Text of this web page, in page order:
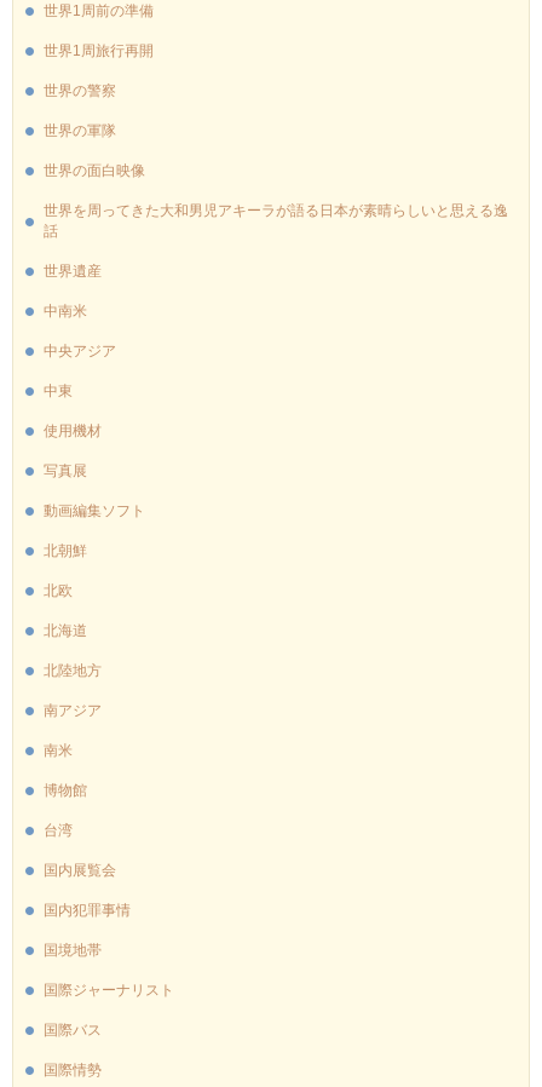
世界1周前の準備
世界1周旅行再開
世界の警察
世界の軍隊
世界の面白映像
世界を周ってきた大和男児アキーラが語る日本が素晴らしいと思える逸
話
世界遺産
中南米
中央アジア
中東
使用機材
写真展
動画編集ソフト
北朝鮮
北欧
北海道
北陸地方
南アジア
南米
博物館
台湾
国内展覧会
国内犯罪事情
国境地帯
国際ジャーナリスト
国際バス
国際情勢